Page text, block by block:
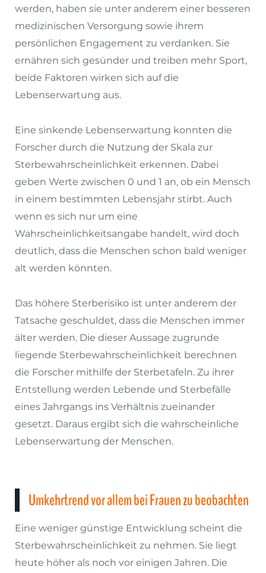
werden, haben sie unter anderem einer besseren
medizinischen Versorgung sowie ihrem
persönlichen Engagement zu verdanken. Sie
ernähren sich gesünder und treiben mehr Sport,
beide Faktoren wirken sich auf die
Lebenserwartung aus.
Eine sinkende Lebenserwartung konnten die
Forscher durch die Nutzung der Skala zur
Sterbewahrscheinlichkeit erkennen. Dabei
geben Werte zwischen 0 und 1 an, ob ein Mensch
in einem bestimmten Lebensjahr stirbt. Auch
wenn es sich nur um eine
Wahrscheinlichkeitsangabe handelt, wird doch
deutlich, dass die Menschen schon bald weniger
alt werden könnten.
Das höhere Sterberisiko ist unter anderem der
Tatsache geschuldet, dass die Menschen immer
älter werden. Die dieser Aussage zugrunde
liegende Sterbewahrscheinlichkeit berechnen
die Forscher mithilfe der Sterbetafeln. Zu ihrer
Entstellung werden Lebende und Sterbefälle
eines Jahrgangs ins Verhältnis zueinander
gesetzt. Daraus ergibt sich die wahrscheinliche
Lebenserwartung der Menschen.
Umkehrtrend vor allem bei Frauen zu beobachten
Eine weniger günstige Entwicklung scheint die
Sterbewahrscheinlichkeit zu nehmen. Sie liegt
heute höher als noch vor einigen Jahren. Die